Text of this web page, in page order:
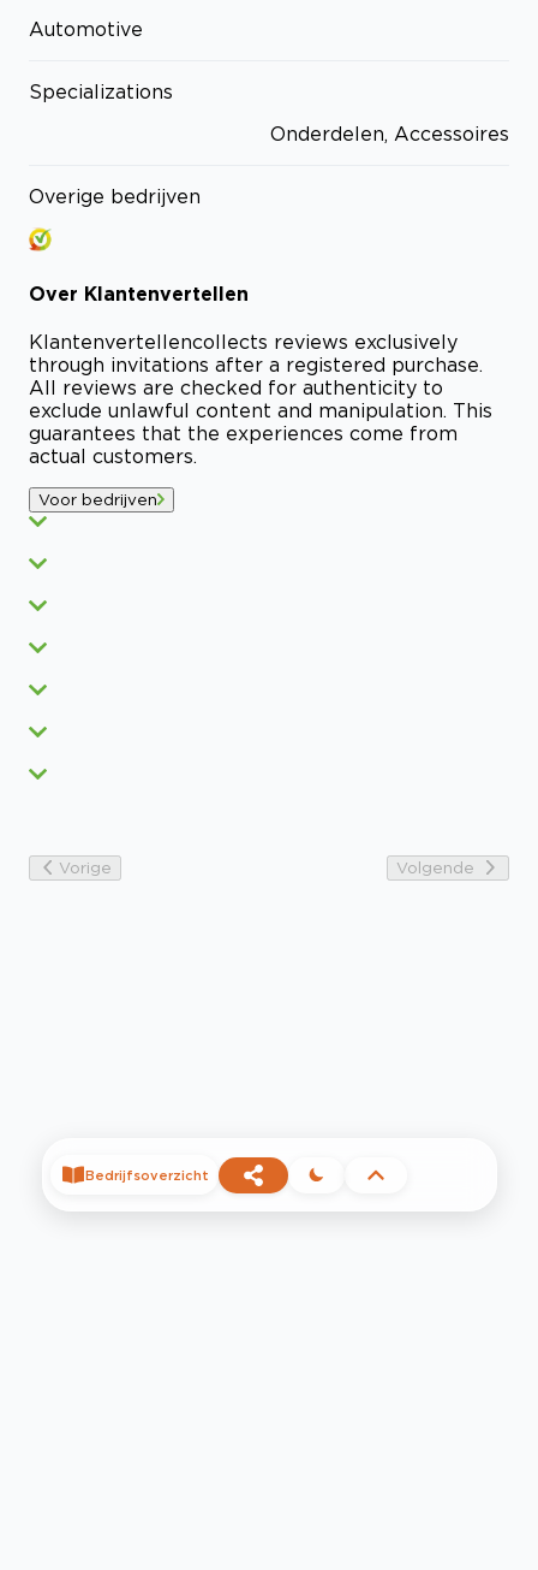
Automotive
Specializations
Onderdelen, Accessoires
Overige bedrijven
Over Klantenvertellen
Klantenvertellencollects reviews exclusively
through invitations after a registered purchase.
All reviews are checked for authenticity to
exclude unlawful content and manipulation. This
guarantees that the experiences come from
actual customers.
Voor bedrijven
Vorige Volgende
Bedrijfsoverzicht